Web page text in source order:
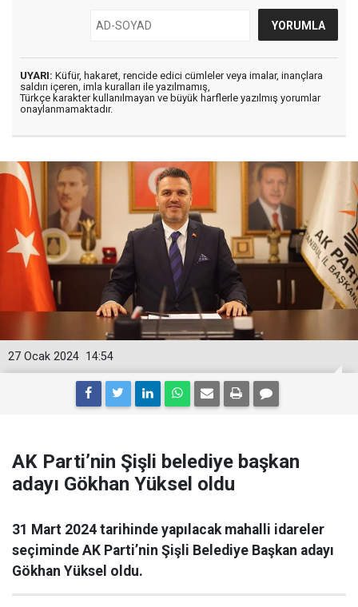
UYARI: Küfür, hakaret, rencide edici cümleler veya imalar, inançlara
saldırı içeren, imla kuralları ile yazılmamış,
Türkçe karakter kullanılmayan ve büyük harflerle yazılmış yorumlar
onaylanmamaktadır.
14:54
27 Ocak 2024
AK Parti’nin Şişli belediye başkan
adayı Gökhan Yüksel oldu
31 Mart 2024 tarihinde yapılacak mahalli idareler
seçiminde AK Parti’nin Şişli Belediye Başkan adayı
Gökhan Yüksel oldu.